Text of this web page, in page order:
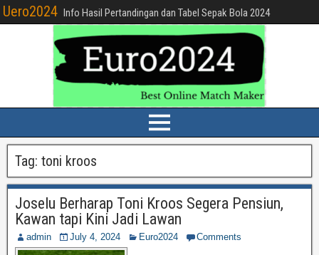
Uero2024 Info Hasil Pertandingan dan Tabel Sepak Bola 2024
Tag: toni kroos
Joselu Berharap Toni Kroos Segera Pensiun,
Kawan tapi Kini Jadi Lawan
admin July 4, 2024 Euro2024 Comments